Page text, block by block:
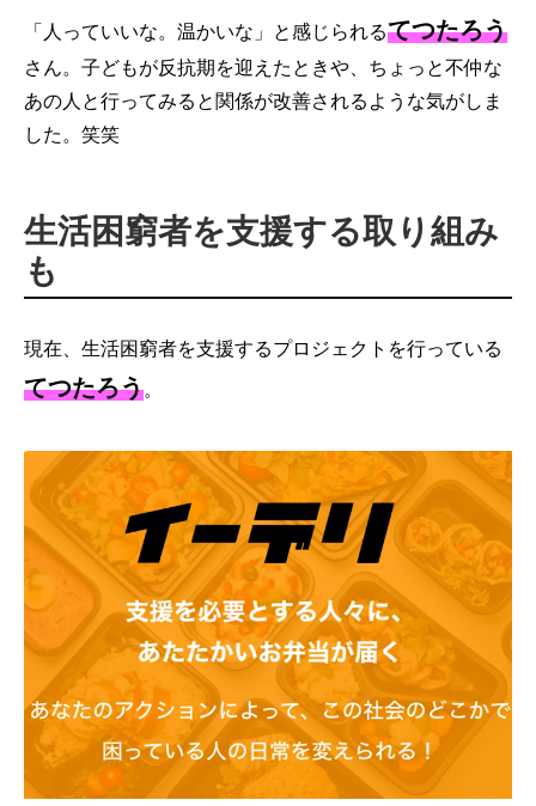
「人っていいな。温かいな」と感じられるてつたろう
さん。子どもが反抗期を迎えたときや、ちょっと不仲な
あの人と行ってみると関係が改善されるような気がしま
した。笑笑
生活困窮者を支援する取り組み
も
現在、生活困窮者を支援するプロジェクトを行っている
てつたろう。